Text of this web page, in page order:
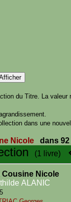
du Titre. La
dans une
Nicole dans
(1 livre)
Cousine Nicole
ALANIC